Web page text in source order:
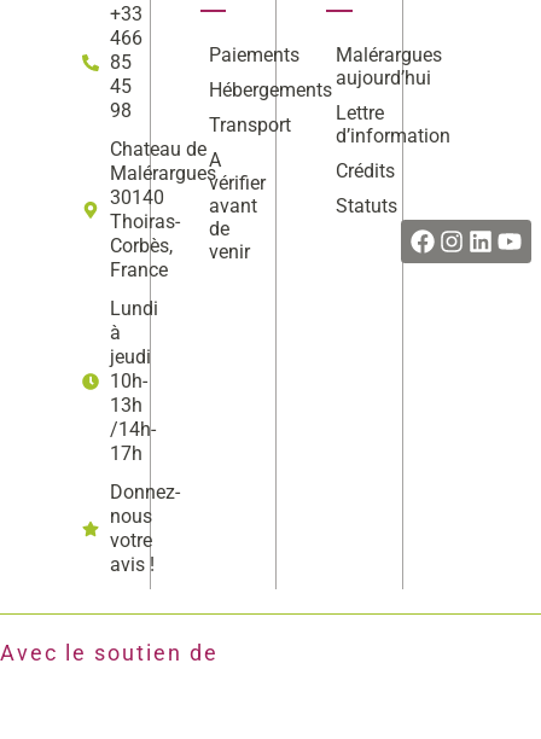
+33
466
85
45
98
Chateau de
Malérargues
30140
Thoiras-
Corbès,
France
Lundi
à
jeudi
10h-
13h
/14h-
17h
Donnez-
nous
votre
avis !
Paiements
Hébergements
Transport
A
vérifier
avant
de
venir
Malérargues
aujourd’hui
Lettre
d’information
Crédits
Statuts
Avec le soutien de